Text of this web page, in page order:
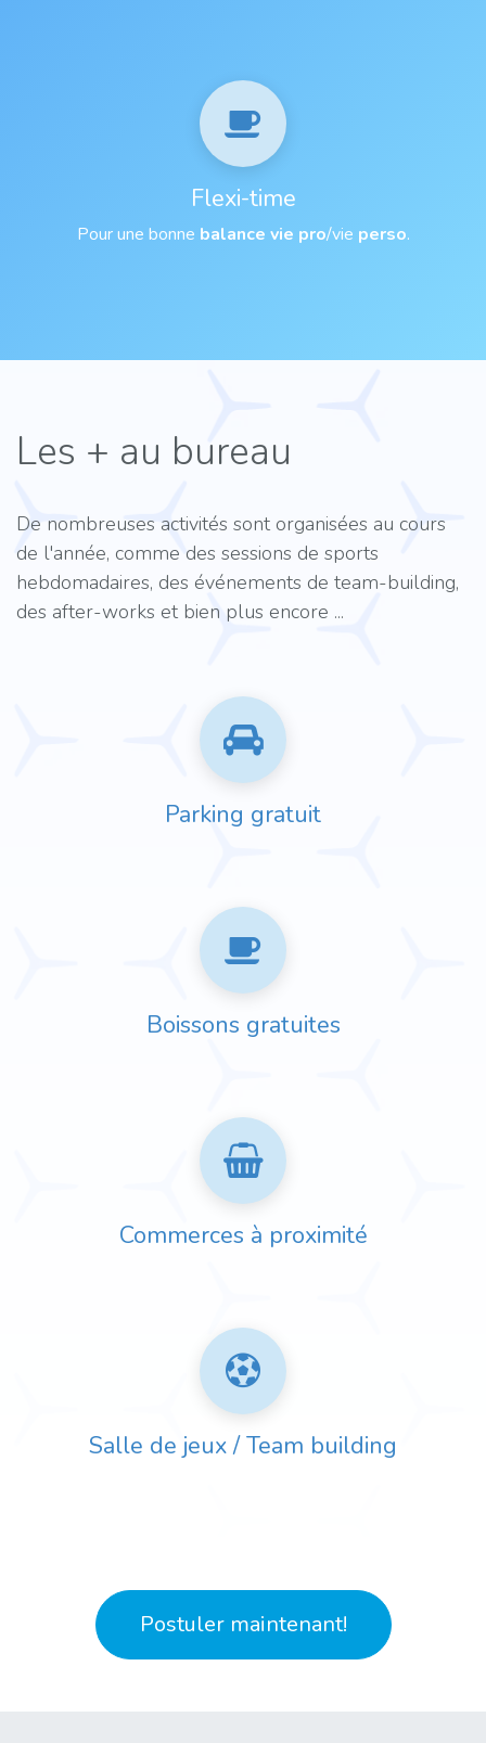
Flexi-time
Pour une bonne balance vie pro/vie perso.
Les + au bureau
De nombreuses activités sont organisées au cours
de l'année, comme des sessions de sports
hebdomadaires, des événements de team-building,
des after-works et bien plus encore ...
Parking gratuit
Boissons gratuites
Commerces à proximité
Salle de jeux / Team building
Postuler maintenant!​